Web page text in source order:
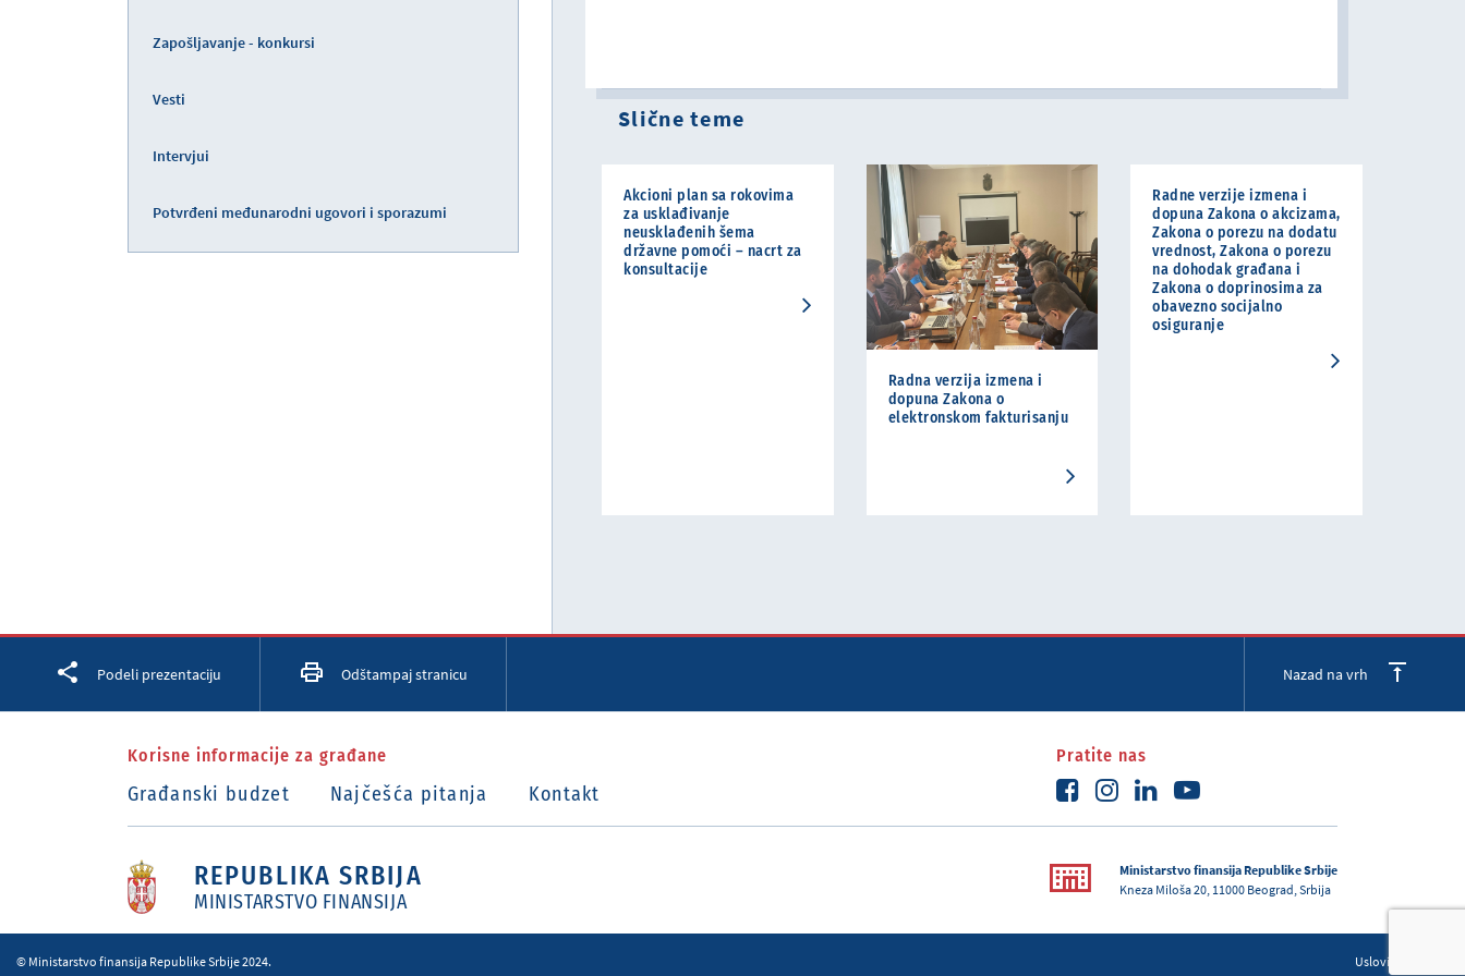
Zapošljavanje - konkursi
Vesti
Intervjui
Potvrđeni međunarodni ugovori i sporazumi
Slične teme
Akcioni plan sa rokovima
za usklađivanje
neusklađenih šema
državne pomoći – nacrt za
konsultacije
Radna verzija izmena i
dopuna Zakona o
elektronskom fakturisanju
Radne verzije izmena i
dopuna Zakona o akcizama,
Zakona o porezu na dodatu
vrednost, Zakona o porezu
na dohodak građana i
Zakona o doprinosima za
obavezno socijalno
osiguranje
Podeli prezentaciju
Facebook LinkedIn
Odštampaj stranicu Nazad na vrh
Korisne informacije za građane
Građanski budzet Najčešća pitanja Kontakt
Pratite nas
REPUBLIKA SRBIJA
MINISTARSTVO FINANSIJA
Ministarstvo finansija Republike Srbije
Kneza Miloša 20, 11000 Beograd, Srbija
© Ministarstvo finansija Republike Srbije 2024. Uslovi korišćenja